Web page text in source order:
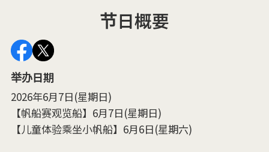
节日概要
举办日期
2026年6月7日(星期日)
【帆船赛观览船】6月7日(星期日)
【儿童体验乘坐小帆船】6月6日(星期六)